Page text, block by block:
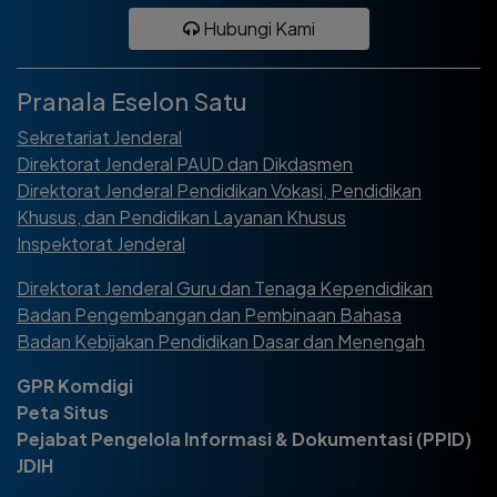
Hubungi Kami
Pranala Eselon Satu
Sekretariat Jenderal
Direktorat Jenderal PAUD dan Dikdasmen
Direktorat Jenderal Pendidikan Vokasi, Pendidikan
Khusus, dan Pendidikan Layanan Khusus
Inspektorat Jenderal
Direktorat Jenderal Guru dan Tenaga Kependidikan
Badan Pengembangan dan Pembinaan Bahasa
Badan Kebijakan Pendidikan Dasar dan Menengah
GPR Komdigi
Peta Situs
Pejabat Pengelola Informasi & Dokumentasi (PPID)
JDIH